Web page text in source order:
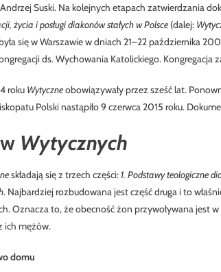
Suski. Na kolejnych etapach zatwierdzania
życia i posługi diakonów stałych w Polsce (dalej:
się w Warszawie w dniach 21–22 października
ds. Wychowania Katolickiego.
roku Wytyczneobowiązywały przez sześć lat.
Polski nastąpiło 9 czerwca 2015 roku.
Wytycznych
składają się z trzech części:1. Podstawy teologiczne
. Najbardziej rozbudowana jest część druga i to
Oznacza to, że obecność żon przywoływana jest w
ich mężów.
domu